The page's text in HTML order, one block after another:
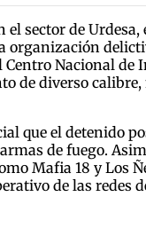
sector de
organización
Nacional
diverso
que el detenido
de fuego.
Mafia 18 y Los
de las